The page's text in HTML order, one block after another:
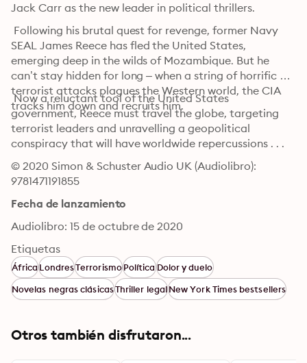
Jack Carr as the new leader in political thrillers.
Following his brutal quest for revenge, former Navy
SEAL James Reece has fled the United States,
emerging deep in the wilds of Mozambique. But he
can’t stay hidden for long – when a string of horrific
terrorist attacks plagues the Western world, the CIA
tracks him down and recruits him.
Now a reluctant tool of the United States
government, Reece must travel the globe, targeting
terrorist leaders and unravelling a geopolitical
conspiracy that will have worldwide repercussions . . .
© 2020 Simon & Schuster Audio UK (Audiolibro):
9781471191855
Fecha de lanzamiento
Audiolibro: 15 de octubre de 2020
Etiquetas
ÁfricaLondresTerrorismoPolíticaDolor y duelo
Novelas negras clásicasThriller legalNew York Times bestsellers
Otros también disfrutaron...